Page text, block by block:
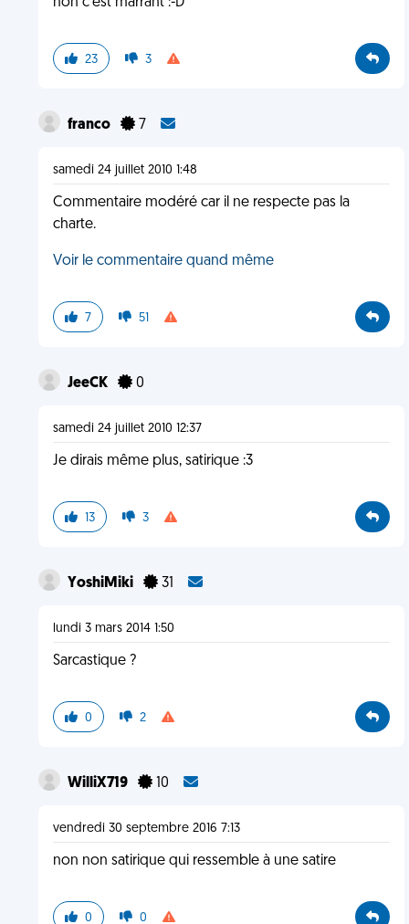
23 3
franco 7
samedi 24 juillet 2010 1:48
Commentaire modéré car il ne respecte pas la
charte.
Voir le commentaire quand même
7 51
JeeCK 0
samedi 24 juillet 2010 12:37
Je dirais même plus, satirique :3
13 3
YoshiMiki 31
lundi 3 mars 2014 1:50
Sarcastique ?
0 2
WilliX719 10
vendredi 30 septembre 2016 7:13
non non satirique qui ressemble à une satire
0 0